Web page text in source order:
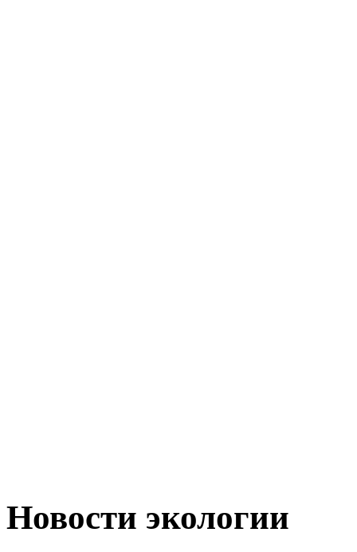
Новости экологии